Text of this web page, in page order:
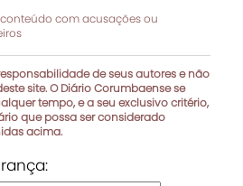
com acusações ou
de seus autores e não
site. O Diário Corumbaense se
tempo, e a seu exclusivo critério,
que possa ser considerado
acima.